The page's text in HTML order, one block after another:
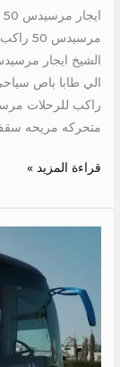
راكب للرحلات
متحركه مريحه
قراءة المزيد »
للايجار
الي
الغردقة